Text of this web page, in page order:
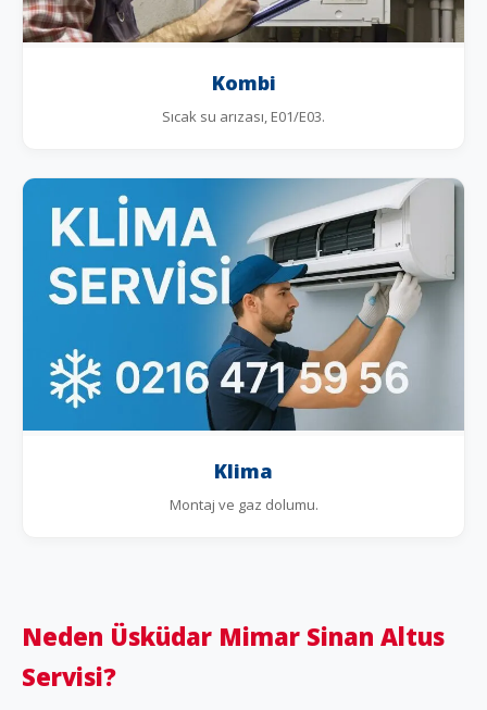
Kombi
Sıcak su arızası, E01/E03.
Klima
Montaj ve gaz dolumu.
Neden Üsküdar Mimar Sinan Altus
Servisi?